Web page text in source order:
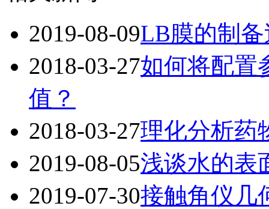
2019-08-09LB膜的制
2018-03-27如何将配置
值？
2018-03-27理化分析药
2019-08-05浅谈水的表
2019-07-30接触角仪几